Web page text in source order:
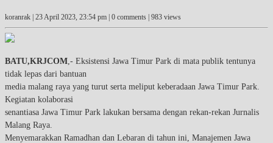
koranrak | 23 April 2023, 23:54 pm | 0 comments | 983 views
BATU,KRJCOM ,- Eksistensi Jawa Timur Park di mata publik tentunya
tidak lepas dari bantuan
media malang raya yang turut serta meliput keberadaan Jawa Timur Park.
Kegiatan kolaborasi
senantiasa Jawa Timur Park lakukan bersama dengan rekan-rekan Jurnalis
Malang Raya.
Menyemarakkan Ramadhan dan Lebaran di tahun ini, Manajemen Jawa